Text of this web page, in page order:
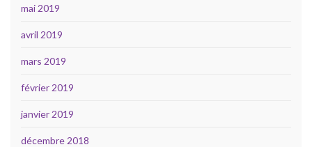
mai 2019
avril 2019
mars 2019
février 2019
janvier 2019
décembre 2018